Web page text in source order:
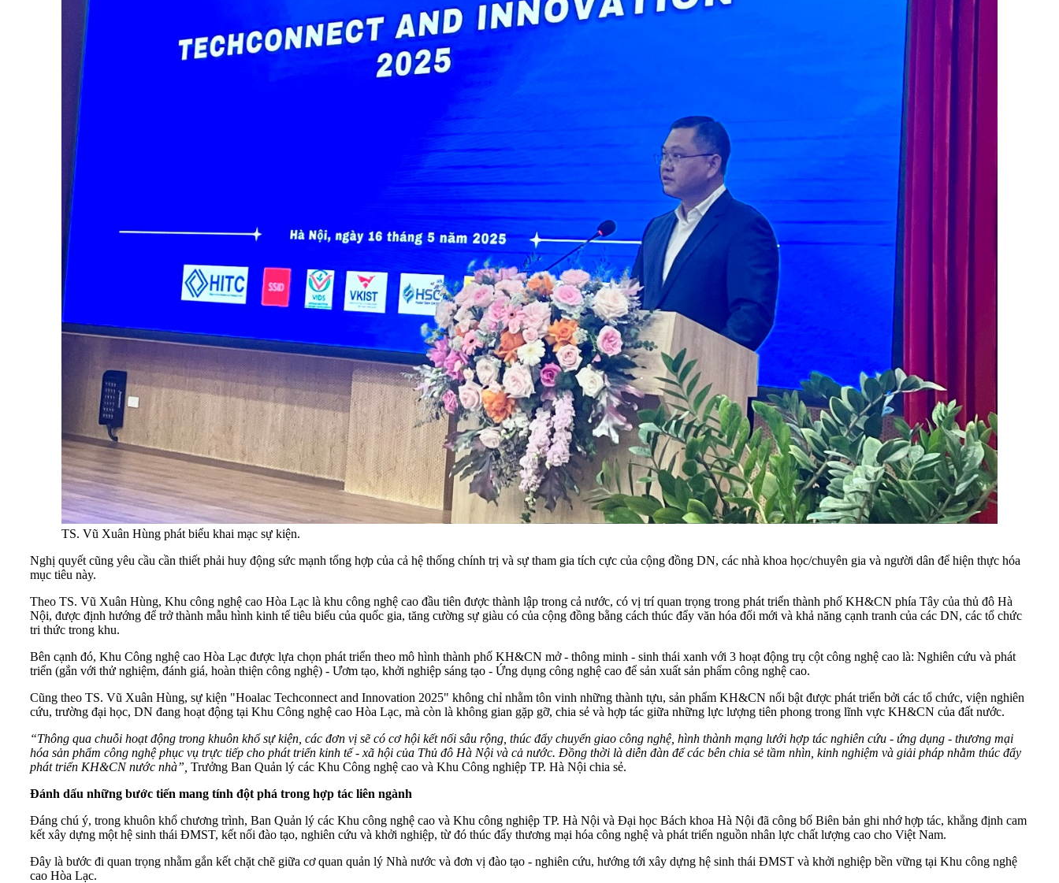
TS. Vũ Xuân Hùng phát biểu khai mạc sự kiện.
Nghị quyết cũng yêu cầu cần thiết phải huy động sức mạnh tổng hợp của cả hệ thống chính trị và sự tham gia tích cực của cộng đồng DN, các nhà khoa học/chuyên gia và người dân để hiện thực hóa
mục tiêu này.
Theo TS. Vũ Xuân Hùng, Khu công nghệ cao Hòa Lạc là khu công nghệ cao đầu tiên được thành lập trong cả nước, có vị trí quan trọng trong phát triển thành phố KH&CN phía Tây của thủ đô Hà
Nội, được định hướng để trở thành mẫu hình kinh tế tiêu biểu của quốc gia, tăng cường sự giàu có của cộng đồng bằng cách thúc đẩy văn hóa đổi mới và khả năng cạnh tranh của các DN, các tổ chức
tri thức trong khu.
Bên cạnh đó, Khu Công nghệ cao Hòa Lạc được lựa chọn phát triển theo mô hình thành phố KH&CN mở - thông minh - sinh thái xanh với 3 hoạt động trụ cột công nghệ cao là: Nghiên cứu và phát
triển (gắn với thử nghiệm, đánh giá, hoàn thiện công nghệ) - Ươm tạo, khởi nghiệp sáng tạo - Ứng dụng công nghệ cao để sản xuất sản phẩm công nghệ cao.
Cũng theo TS. Vũ Xuân Hùng, sự kiện "Hoalac Techconnect and Innovation 2025" không chỉ nhằm tôn vinh những thành tựu, sản phẩm KH&CN nổi bật được phát triển bởi các tổ chức, viện nghiên
cứu, trường đại học, DN đang hoạt động tại Khu Công nghệ cao Hòa Lạc, mà còn là không gian gặp gỡ, chia sẻ và hợp tác giữa những lực lượng tiên phong trong lĩnh vực KH&CN của đất nước.
“Thông qua chuỗi hoạt động trong khuôn khổ sự kiện, các đơn vị sẽ có cơ hội kết nối sâu rộng, thúc đẩy chuyển giao công nghệ, hình thành mạng lưới hợp tác nghiên cứu - ứng dụng - thương mại
hóa sản phẩm công nghệ phục vụ trực tiếp cho phát triển kinh tế - xã hội của Thủ đô Hà Nội và cả nước. Đồng thời là diễn đàn để các bên chia sẻ tầm nhìn, kinh nghiệm và giải pháp nhằm thúc đẩy
phát triển KH&CN nước nhà”, Trưởng Ban Quản lý các Khu Công nghệ cao và Khu Công nghiệp TP. Hà Nội chia sẻ.
Đánh dấu những bước tiến mang tính đột phá trong hợp tác liên ngành
Đáng chú ý, trong khuôn khổ chương trình, Ban Quản lý các Khu công nghệ cao và Khu công nghiệp TP. Hà Nội và Đại học Bách khoa Hà Nội đã công bố Biên bản ghi nhớ hợp tác, khẳng định cam
kết xây dựng một hệ sinh thái ĐMST, kết nối đào tạo, nghiên cứu và khởi nghiệp, từ đó thúc đẩy thương mại hóa công nghệ và phát triển nguồn nhân lực chất lượng cao cho Việt Nam.
Đây là bước đi quan trọng nhằm gắn kết chặt chẽ giữa cơ quan quản lý Nhà nước và đơn vị đào tạo - nghiên cứu, hướng tới xây dựng hệ sinh thái ĐMST và khởi nghiệp bền vững tại Khu công nghệ
cao Hòa Lạc.